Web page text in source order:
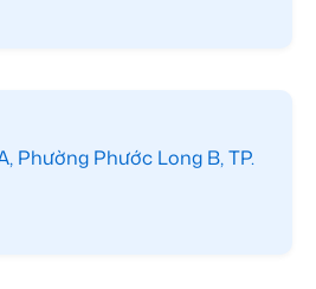
Phường Phước Long B, TP.